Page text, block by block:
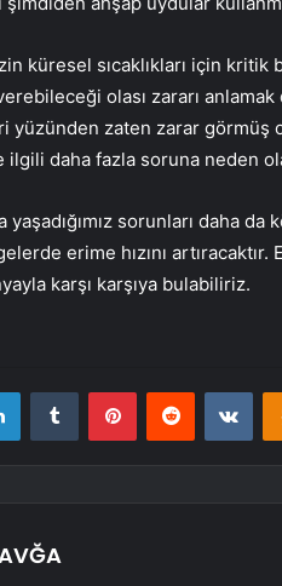
küresel sıcaklıkları için
olası zararı
yüzünden zaten zarar görmüş
daha fazla soruna neden
yaşadığımız sorunları daha
erime hızını
karşı karşıya bulabiliriz.
LinkedInTumblr PinterestReddit